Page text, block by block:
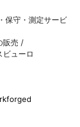
保守・測定サービ
販売 /
ューロ